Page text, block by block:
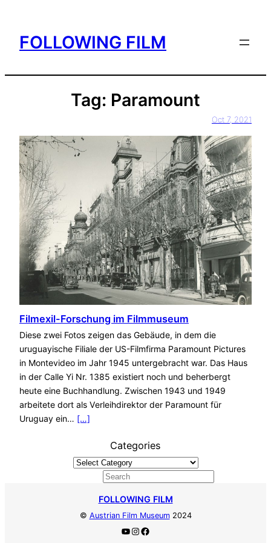
content
FOLLOWING FILM
Tag: Paramount
Oct 7, 2021
Filmexil-Forschung im Filmmuseum
Diese zwei Fotos zeigen das Gebäude, in dem die
uruguayische Filiale der US-Filmfirma Paramount Pictures
in Montevideo im Jahr 1945 untergebracht war. Das Haus
in der Calle Yi Nr. 1385 existiert noch und beherbergt
heute eine Buchhandlung. Zwischen 1943 und 1949
arbeitete dort als Verleihdirektor der Paramount für
Uruguay ein… […]
Categories
FOLLOWING FILM
© Austrian Film Museum2024
YouTube
Instagram
Facebook